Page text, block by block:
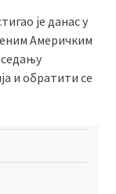
је данас у
Америчким
и обратити се